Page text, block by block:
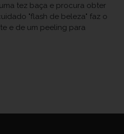
tez baça e procura obter
"flash de beleza" faz o
e de um peeling para